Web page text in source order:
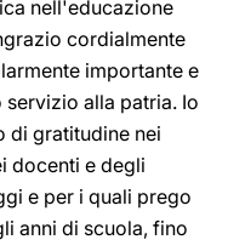
nell'educazione
cordialmente
importante e
alla patria. Io
di gratitudine nei
docenti e degli
e per i quali prego
anni di scuola, fino